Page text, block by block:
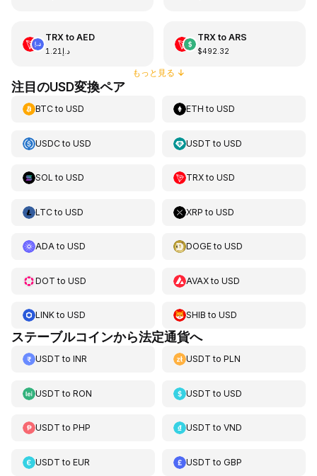
TRXto AED
د.إ1.21
TRXto ARS
$492.32
もっと見る ↓
注目のUSD変換ペア
BTCto USD ETH toUSD
USDCto USD USDT toUSD
SOL to USD TRXtoUSD
LTCto USD XRP toUSD
ADAto USD DOGEtoUSD
DOT to USD AVAXtoUSD
LINKto USD SHIB toUSD
ステーブルコインから法定通貨へ
USDT to INR USDT toPLN
USDT to RON USDT toUSD
USDT to PHP USDT toVND
USDT to EUR USDT toGBP